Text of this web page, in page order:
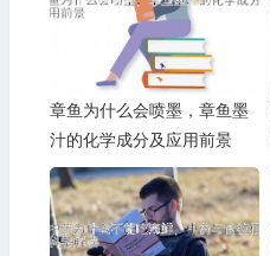
章鱼为什么会喷墨，章鱼墨
汁的化学成分及应用前景